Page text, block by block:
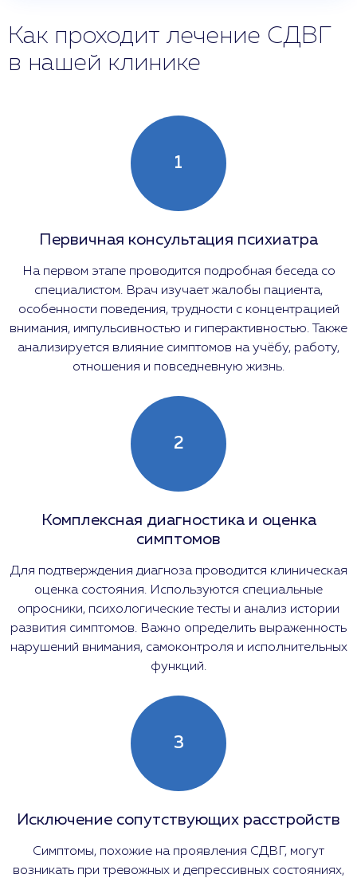
Как проходит лечение СДВГ
в нашей клинике
1
Первичная консультация психиатра
На первом этапе проводится подробная беседа со
специалистом. Врач изучает жалобы пациента,
особенности поведения, трудности с концентрацией
внимания, импульсивностью и гиперактивностью. Также
анализируется влияние симптомов на учёбу, работу,
отношения и повседневную жизнь.
2
Комплексная диагностика и оценка
симптомов
Для подтверждения диагноза проводится клиническая
оценка состояния. Используются специальные
опросники, психологические тесты и анализ истории
развития симптомов. Важно определить выраженность
нарушений внимания, самоконтроля и исполнительных
функций.
3
Исключение сопутствующих расстройств
Симптомы, похожие на проявления СДВГ, могут
возникать при тревожных и депрессивных состояниях,